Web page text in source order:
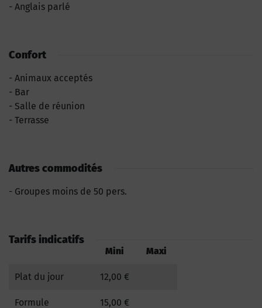
Anglais parlé
Confort
Animaux acceptés
Bar
Salle de réunion
Terrasse
Autres commodités
Groupes moins de 50 pers.
Tarifs indicatifs
Mini Maxi
Plat du jour 12,00 €
Formule 15,00 €